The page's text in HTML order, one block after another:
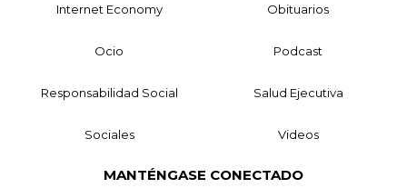
Internet Economy Obituarios
Ocio Podcast
Responsabilidad Social Salud Ejecutiva
Sociales Videos
MANTÉNGASE CONECTADO